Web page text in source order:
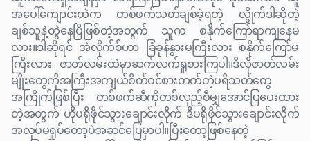
အပေါ်ကျောင်းထဲက တစ်ဖက်သတ်ချစ်ခဲ့ရတဲ့ လွိုက်ဒါဆိုတဲ့
ချစ်သူနဲ့တွဲနေပြီဖြစ်တဲ့အတွက် သူက စနိုက်ကြော်ရာကျနေမ
လား။ဒါဆိုရင် အဲလိုက်စ်ဟာ ခြံခုန်နွားမကြီးလား စနိုက်ကြော်မ
ကြီးလား ဇာတ်လမ်းထဲမှာဆက်လက်ရှုစားကြပါ။ဒီလိုဇာတ်လမ်း
မျိုးတွေကိုအကြီးအကျယ်စိတ်ဝင်စားတတ်တဲ့ပရိသတ်တွေ
အကြိုက်ဖြစ်ပြီး တစ်ဖက်ဆီကိုတစ်လှည့်စီမျှအောင်ပြပေးထား
တဲ့အတွက် ဟိုပရိုဖိုင်သွားချောင်းလိုက် ဒီပရိုဖိုင်သွားချောင်းလိုက်
အလုပ်မရှုပ်တော့ပဲအဆင်ပြေမှာပါ။ပြီးတော့ဖြစ်နေတဲ့